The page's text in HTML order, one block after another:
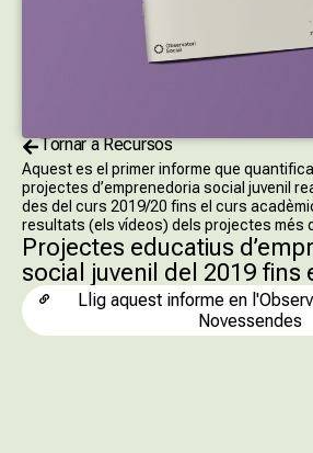
Tornar a Recursos
Projectes educatius
social juvenil del 2019 fins
Aquest es el primer informe que
projectes d’emprenedoria social juvenil
des del curs 2019/20 fins el curs
resultats (els vídeos) dels projectes més
Llig aquest informe en
Novessendes